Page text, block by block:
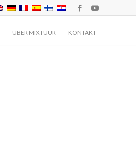
ÜBER MIXTUUR KONTAKT